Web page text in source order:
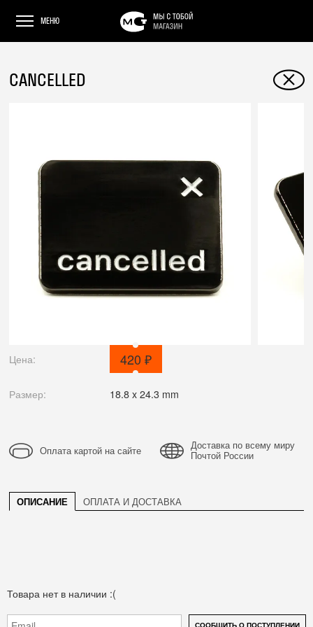
МЕНЮ
CANCELLED
Цена: 420 ₽
Размер: 18.8 x 24.3 mm
Товара нет в наличии :(
СООБЩИТЬ О ПОСТУПЛЕНИИ
Оплата картой на сайте Доставка по всему миру
Почтой России
ОПИСАНИЕ ОПЛАТА И ДОСТАВКА
2016—2026 © MSTPINS.RU